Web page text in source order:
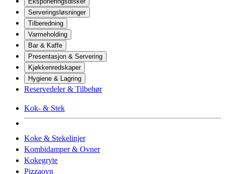
Serveringsløsninger
Tilberedning
Varmeholding
Bar & Kaffe
Presentasjon & Servering
Kjøkkenredskaper
Hygiene & Lagring
Reservedeler & Tilbehør
Kok- & Stek
Koke & Stekelinjer
Kombidamper & Ovner
Kokegryte
Pizzaovn